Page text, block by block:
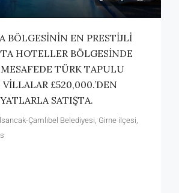
BÖLGESİNİN EN PRESTİJLİ
HOTELLER BÖLGESİNDE
TÜRK TAPULU
£520,000.’DEN
SATIŞTA.
Çamlıbel Belediyesi, Girne ilçesi,